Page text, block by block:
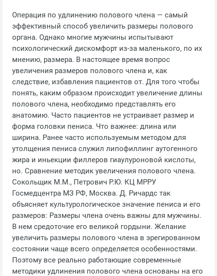
Операция по удлинению полового члена — самый
эффективный способ увеличить размеры полового
органа. Однако многие мужчины испытывают
психологический дискомфорт из-за маленького, по их
мнению, размера. В настоящее время вопрос
увеличения размеров полового члена и, как
следствие, избавления пациентов от. Для того чтобы
понять, каким образом происходит увеличение длины
полового члена, необходимо представлять его
анатомию. Часто пациентов не устраивает размер и
форма головки пениса. Что важнее: длина или
ширина. Ранее часто используемым методом для
утолщения пениса служил липофиллинг аутогенного
жира и иньекции филлеров гиаулуроновой кислоты,
но. Сравнение методик увеличения полового члена.
Сокольщик М.М., Петрович Р.Ю. КЦ МРРУ
Госмедцентра МЗ РФ, Москва. Д. Ричардс так
объясняет культурологическое значение пениса и его
размеров: Размеры члена очень важны для мужчины.
В нем средоточие его великой гордыни. Желание
увеличить размеры полового члена в эрегированном
состоянии чаще всего определяется особенностями.
Поэтому все реально работающие современные
методики удлинения полового члена основаны на его